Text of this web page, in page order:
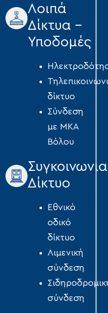
Λοιπά
Δίκτυα -
Υποδομές
δίκτυο
Σύνδεση
με ΜΚΑ
Βόλου
Δίκτυο
Εθνικό
οδικό
δίκτυο
Λιμενική
σύνδεση
σύνδεση